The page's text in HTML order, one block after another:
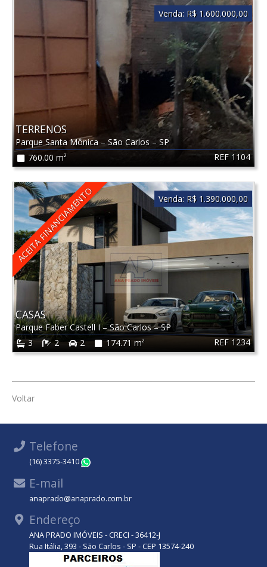
REF 1104
TERRENOS
Parque Santa Mônica – São Carlos – SP
760.00 m²
Venda: R$ 1.600.000,00
ACEITA FINANCIAMENTO
REF 1234
CASAS
Parque Faber Castell I–São Carlos–SP
3
2 2 174.71 m²
Venda: R$ 1.390.000,00
Voltar
Telefone
(16) 3375-3410
E-mail
anaprado@anaprado.com.br
Endereço
ANA PRADO IMÓVEIS - CRECI - 36412-J
Rua Itália, 393 - São Carlos - SP - CEP 13574-240